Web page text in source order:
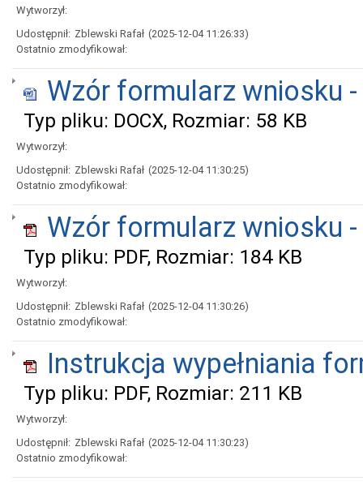
Wytworzył:
Udostępnił: Zblewski Rafał (2025-12-04 11:26:33)
Ostatnio zmodyfikował:
Wzór formularz wniosku
Typ pliku: DOCX, Rozmiar: 58 KB
Wytworzył:
Udostępnił: Zblewski Rafał (2025-12-04 11:30:25)
Ostatnio zmodyfikował:
Wzór formularz wniosku
Typ pliku: PDF, Rozmiar: 184 KB
Wytworzył:
Udostępnił: Zblewski Rafał (2025-12-04 11:30:26)
Ostatnio zmodyfikował:
Instrukcja wypełniania
Typ pliku: PDF, Rozmiar: 211 KB
Wytworzył:
Udostępnił: Zblewski Rafał (2025-12-04 11:30:23)
Ostatnio zmodyfikował: